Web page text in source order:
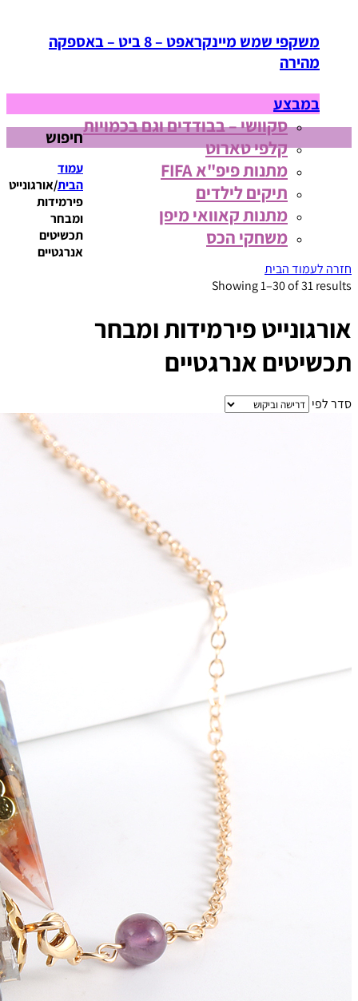
משקפי שמש מיינקראפט – 8 ביט – באספקה
מהירה
במבצע
סקוושי – בבודדים וגם בכמויות
קלפי טארוט
מתנות פיפ"א FIFA
תיקים לילדים
מתנות קאוואי מיפן
משחקי הכס
חיפוש
עמוד
הבית/אורגונייט
פירמידות
ומבחר
תכשיטים
אנרגטיים
חזרה לעמוד הבית
Showing 1–30 of 31 results
אורגונייט פירמידות ומבחר
תכשיטים אנרגטיים
סדר לפי